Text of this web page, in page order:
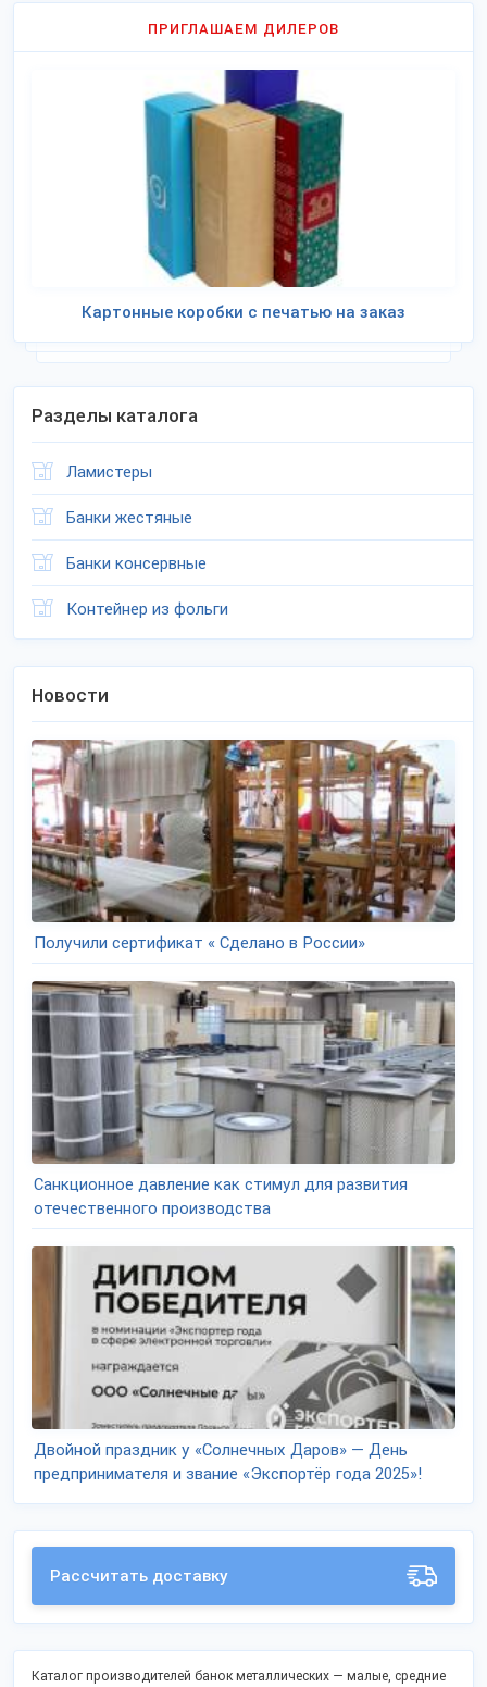
ПРИГЛАШАЕМ ДИЛЕРОВ
Картонные коробки с печатью на заказ
Разделы каталога
Ламистеры
Банки жестяные
Банки консервные
Контейнер из фольги
Новости
Получили сертификат « Сделано в России»
Санкционное давление как стимул для развития
отечественного производства
Двойной праздник у «Солнечных Даров» — День
предпринимателя и звание «Экспортёр года 2025»!
Рассчитать доставку
Каталог производителей банок металлических — малые, средние